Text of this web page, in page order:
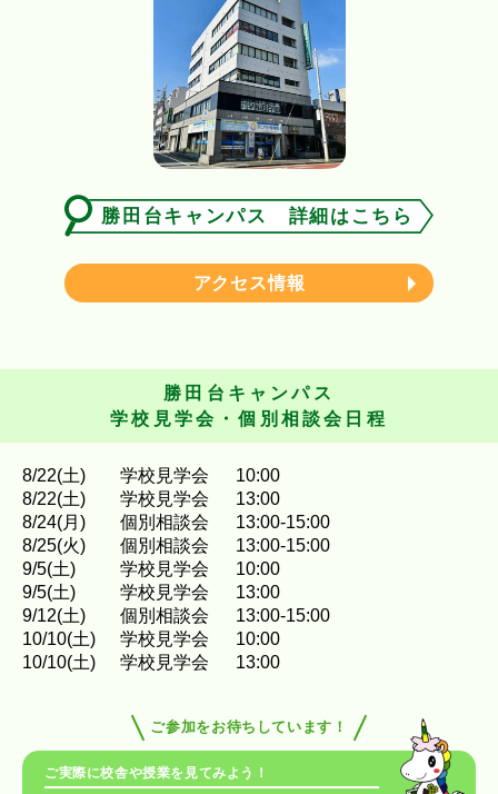
勝田台キャンパス 詳細はこちら
アクセス情報
勝田台キャンパス
学校見学会・個別相談会日程
8/22(土) 学校見学会
10:00
8/22(土) 学校見学会
13:00
8/24(月) 個別相談会
13:00-15:00
8/25(火) 個別相談会
13:00-15:00
9/5(土) 学校見学会
10:00
9/5(土) 学校見学会
13:00
9/12(土) 個別相談会
13:00-15:00
10/10(土) 学校見学会
10:00
10/10(土) 学校見学会 13:00
ご参加をお待ちしています！
ご実際に校舎や授業を見てみよう！